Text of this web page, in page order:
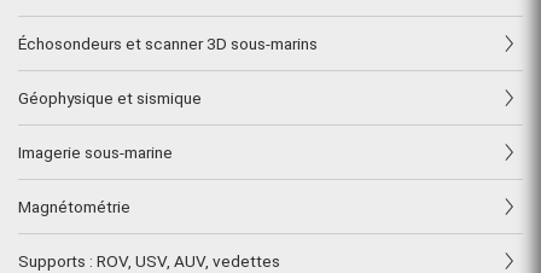
Échosondeurs et scanner 3D sous-marins
Géophysique et sismique
Imagerie sous-marine
Magnétométrie
Supports : ROV, USV, AUV, vedettes